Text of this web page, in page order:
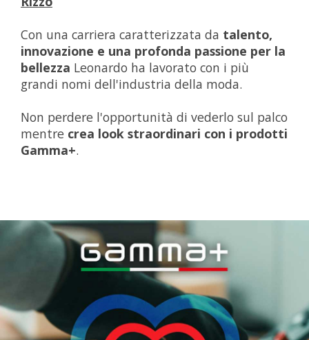
Con una carriera caratterizzata da talento,
innovazione e una profonda passione per la
bellezza Leonardo ha lavorato con i più
grandi nomi dell'industria della moda.
Non perdere l'opportunità di vederlo sul palco
mentre crea look straordinari con i prodotti
Gamma+.